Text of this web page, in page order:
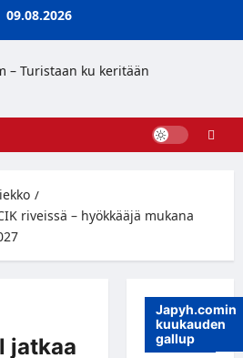
09.08.2026
riveissä – hyökkääjä mukana
jatkaa
Japyh.comin
kuukauden
gallup